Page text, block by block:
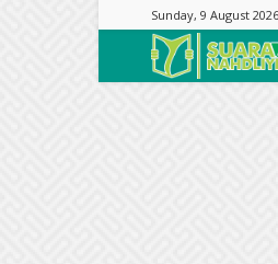
Sunday, 9 August